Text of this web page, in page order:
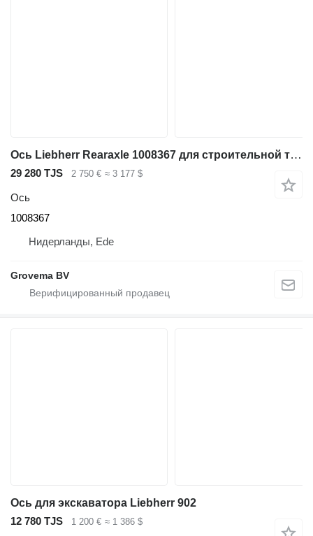
Ось Liebherr Rearaxle 1008367 для строительной техники Liebherr A900 B
29 280 TJS 2 750 € ≈ 3 177 $
Ось
1008367
Нидерланды, Ede
Grovema BV
Ось для экскаватора Liebherr 902
12 780 TJS
1 200 € ≈ 1 386 $